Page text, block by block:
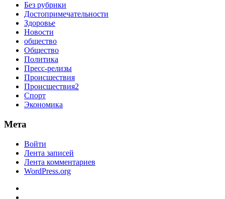
Без рубрики
Достопримечательности
Здоровье
Новости
общество
Общество
Политика
Пресс-релизы
Происшествия
Происшествия2
Спорт
Экономика
Мета
Войти
Лента записей
Лента комментариев
WordPress.org